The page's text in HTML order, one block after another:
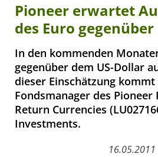
Pioneer erwartet
des Euro gegenüber
In den kommenden
gegenüber dem US-Dollar
dieser Einschätzung kommt
Fondsmanager des Pioneer
Return Currencies
Investments.
16.05.2011